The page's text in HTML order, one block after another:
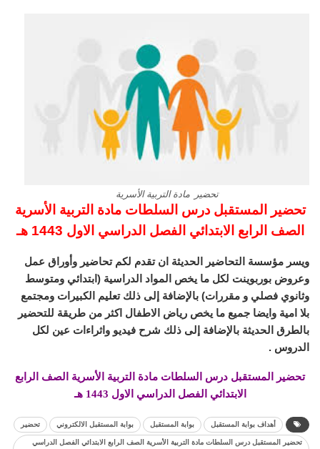
تحضير مادة التربية الأسرية
تحضير المستقبل درس السلطات مادة التربية الأسرية
الصف الرابع الابتدائي الفصل الدراسي الاول 1443 هـ
ويسر مؤسسة التحاضير الحديثة ان تقدم لكم تحاضير وأوراق عمل
وعروض بوربوينت لكل ما يخص المواد الدراسية (ابتدائي ومتوسط
وثانوي فصلي و مقررات) بالإضافة إلى ذلك تعليم الكبيرات ومجتمع
بلا امية وايضا جميع ما يخص رياض الاطفال اكثر من طريقة للتحضير
بالطرق الحديثة بالإضافة إلى ذلك شرح فيديو واثراءات عين لكل
الدروس .
تحضير المستقبل درس السلطات مادة التربية الأسرية الصف الرابع
الابتدائي الفصل الدراسي الاول 1443 هـ
أهداف بوابة المستقبل بوابة المستقبل بوابة المستقبل الالكتروني تحضير
تحضير المستقبل درس السلطات مادة التربية الأسرية الصف الرابع الابتدائي الفصل الدراسي